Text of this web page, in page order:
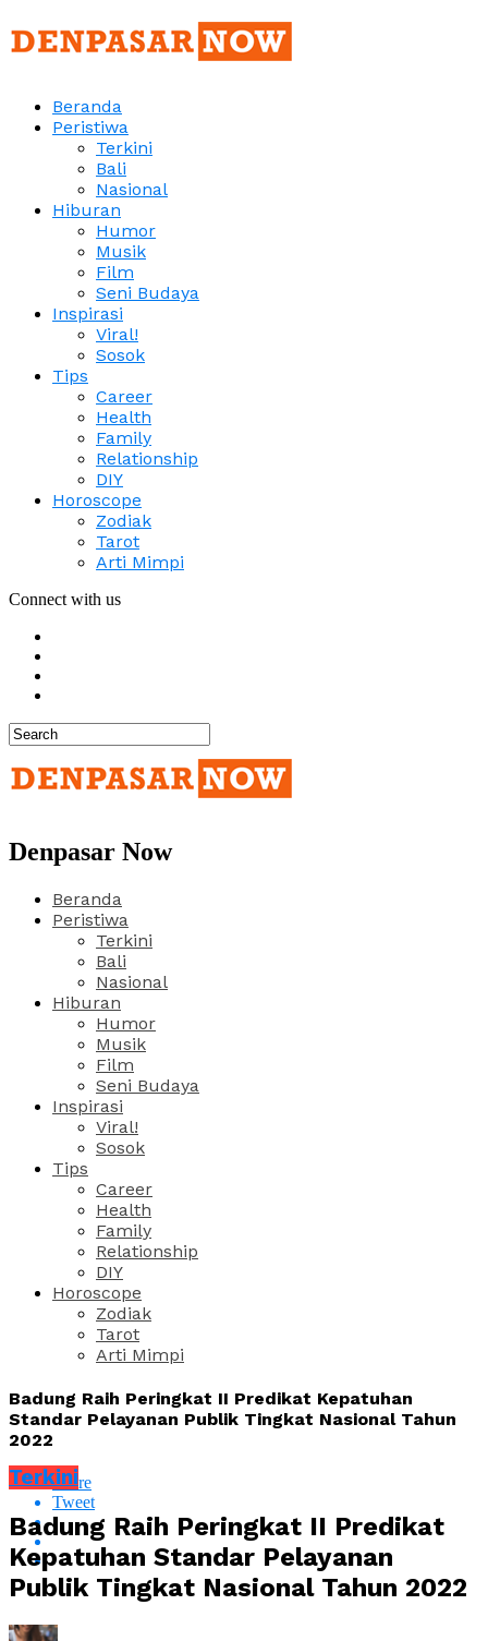
Beranda
Peristiwa
Terkini
Bali
Nasional
Hiburan
Humor
Musik
Film
Seni Budaya
Inspirasi
Viral!
Sosok
Tips
Career
Health
Family
Relationship
DIY
Horoscope
Zodiak
Tarot
Arti Mimpi
Connect with us
Denpasar Now
Beranda
Peristiwa
Terkini
Bali
Nasional
Hiburan
Humor
Musik
Film
Seni Budaya
Inspirasi
Viral!
Sosok
Tips
Career
Health
Family
Relationship
DIY
Horoscope
Zodiak
Tarot
Arti Mimpi
Badung Raih Peringkat II Predikat Kepatuhan
Standar Pelayanan Publik Tingkat Nasional Tahun
2022
Share
Tweet
Terkini
Badung Raih Peringkat II Predikat
Kepatuhan Standar Pelayanan
Publik Tingkat Nasional Tahun 2022